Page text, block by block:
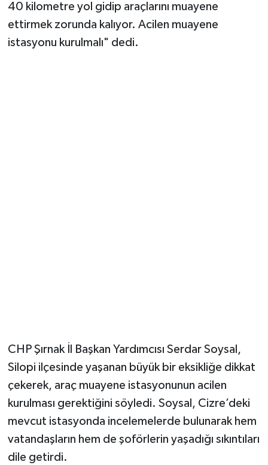
40 kilometre yol gidip araçlarını muayene
ettirmek zorunda kalıyor. Acilen muayene
istasyonu kurulmalı" dedi.
CHP Şırnak İl Başkan Yardımcısı Serdar Soysal,
Silopi ilçesinde yaşanan büyük bir eksikliğe dikkat
çekerek, araç muayene istasyonunun acilen
kurulması gerektiğini söyledi. Soysal, Cizre’deki
mevcut istasyonda incelemelerde bulunarak hem
vatandaşların hem de şoförlerin yaşadığı sıkıntıları
dile getirdi.